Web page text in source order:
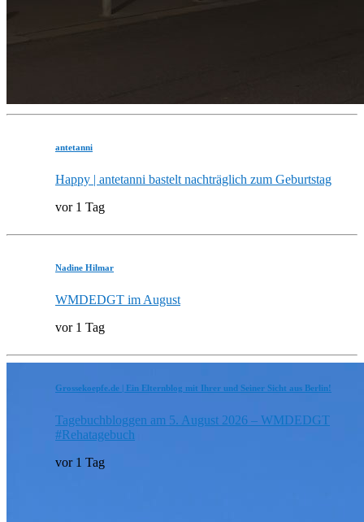
antetanni
Happy | antetanni bastelt nachträglich zum Geburtstag
vor 1 Tag
Nadine Hilmar
WMDEDGT im August
vor 1 Tag
Grossekoepfe.de | Ein Elternblog mit Ihrer und Seiner Sicht aus Berlin!
Tagebuchbloggen am 5. August 2026 – WMDEDGT
#Rehatagebuch
vor 1 Tag